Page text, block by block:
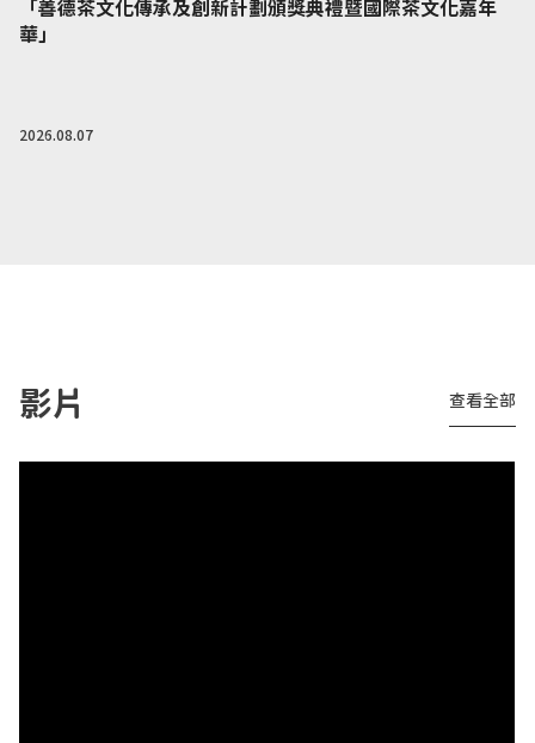
「善德茶文化傳承及創新計劃頒獎典禮暨國際茶文化嘉年
華」
2026.08.07
影片 查看全部